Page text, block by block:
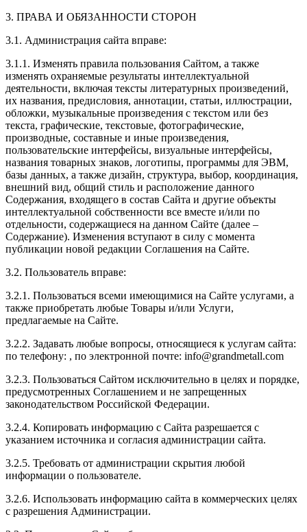
3. ПРАВА И ОБЯЗАННОСТИ СТОРОН
3.1. Администрация сайта вправе:
3.1.1. Изменять правила пользования Сайтом, а также
изменять охраняемые результаты интеллектуальной
деятельности, включая тексты литературных произведений,
их названия, предисловия, аннотации, статьи, иллюстрации,
обложки, музыкальные произведения с текстом или без
текста, графические, текстовые, фотографические,
производные, составные и иные произведения,
пользовательские интерфейсы, визуальные интерфейсы,
названия товарных знаков, логотипы, программы для ЭВМ,
базы данных, а также дизайн, структура, выбор, координация,
внешний вид, общий стиль и расположение данного
Содержания, входящего в состав Сайта и другие объекты
интеллектуальной собственности все вместе и/или по
отдельности, содержащиеся на данном Сайте (далее –
Содержание). Изменения вступают в силу с момента
публикации новой редакции Соглашения на Сайте.
3.2. Пользователь вправе:
3.2.1. Пользоваться всеми имеющимися на Сайте услугами, а
также приобретать любые Товары и/или Услуги,
предлагаемые на Сайте.
3.2.2. Задавать любые вопросы, относящиеся к услугам сайта:
по телефону: , по электронной почте: info@grandmetall.com
3.2.3. Пользоваться Сайтом исключительно в целях и порядке,
предусмотренных Соглашением и не запрещенных
законодательством Российской Федерации.
3.2.4. Копировать информацию с Сайта разрешается с
указанием источника и согласия администрации сайта.
3.2.5. Требовать от администрации скрытия любой
информации о пользователе.
3.2.6. Использовать информацию сайта в коммерческих целях
с разрешения Администрации.